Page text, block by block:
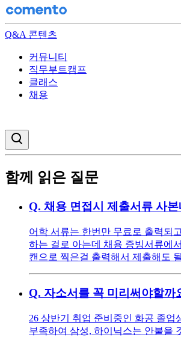
Q&A 콘텐츠
커뮤니티
직무부트캠프
클래스
채용
함께 읽은 질문
Q. 채용 면접시 제출서류 사
어학 서류는 한번만 무료로 출력되
하는 걸로 아는데 채용 증빙서류에
캔으로 찍은걸 출력해서 제출해도
Q. 자소서를 꼭 미리써야할까
26 상반기 취업 준비중인 화공 졸업
부족하여 삼성, 하이닉스는 안붙을